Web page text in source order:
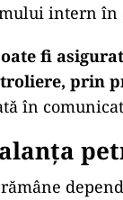
intern în
fi
prin
în